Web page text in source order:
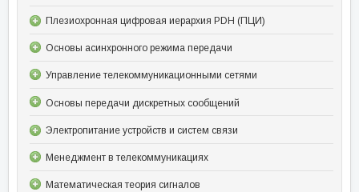
Плезиохронная цифровая иерархия PDH (ПЦИ)
Основы асинхронного режима передачи
Управление телекоммуникационными сетями
Основы передачи дискретных сообщений
Электропитание устройств и систем связи
Менеджмент в телекоммуникациях
Математическая теория сигналов